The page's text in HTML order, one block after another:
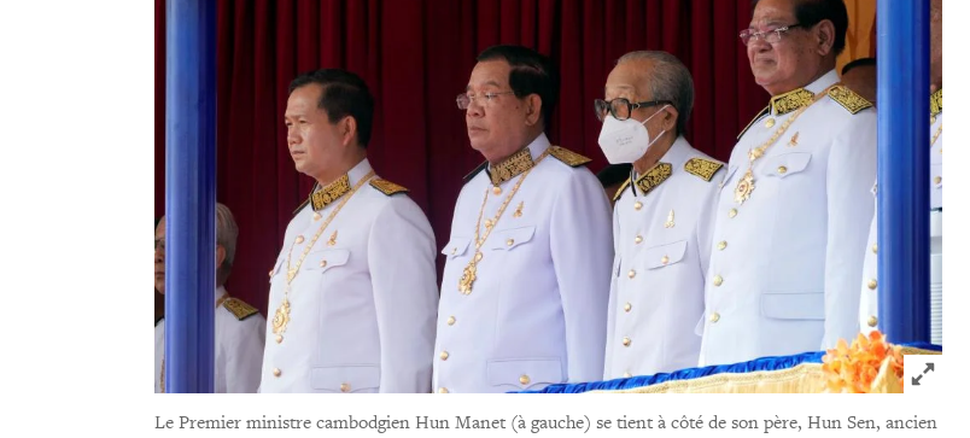
Click
Le Premier ministre cambodgien Hun Manet (à gauche) se tient à côté de son père, Hun Sen, ancien